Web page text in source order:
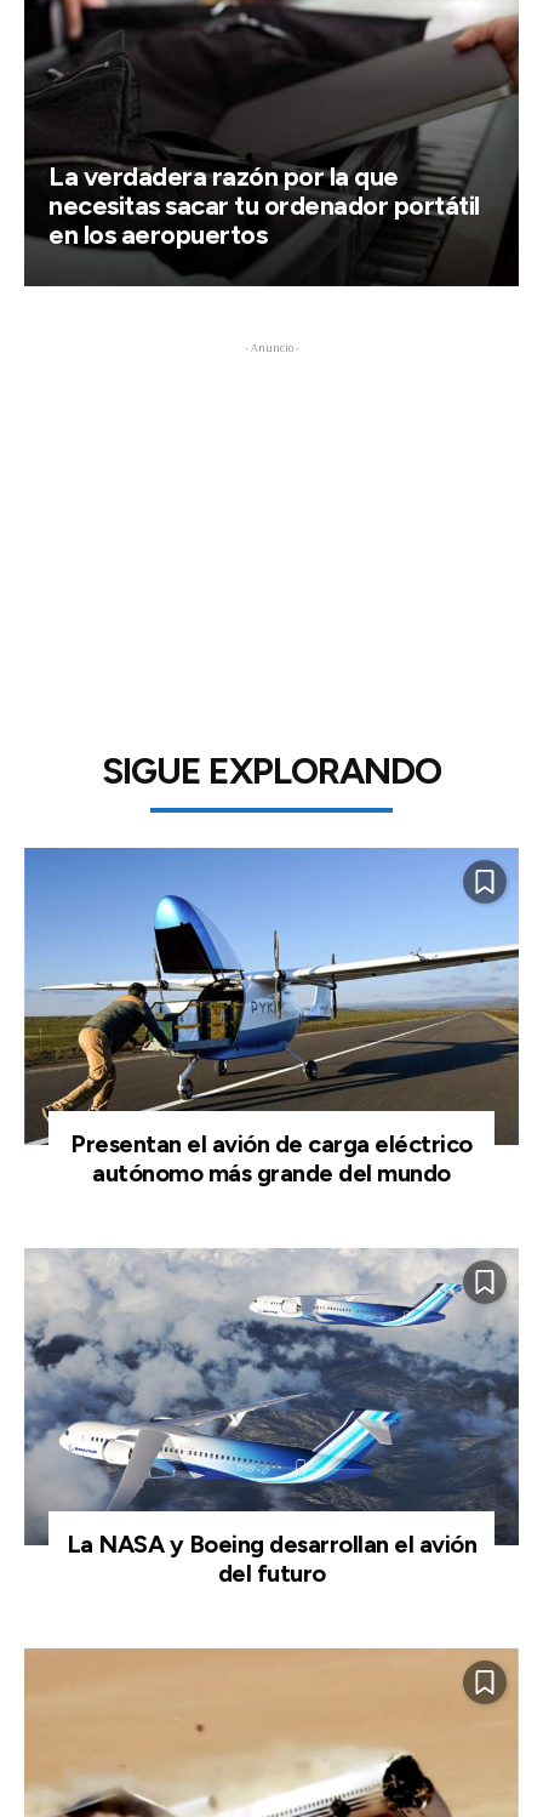
La verdadera razón por la que
necesitas sacar tu ordenador portátil
en los aeropuertos
- Anuncio -
SIGUE EXPLORANDO
Presentan el avión de carga eléctrico
autónomo más grande del mundo
La NASA y Boeing desarrollan el avión
del futuro